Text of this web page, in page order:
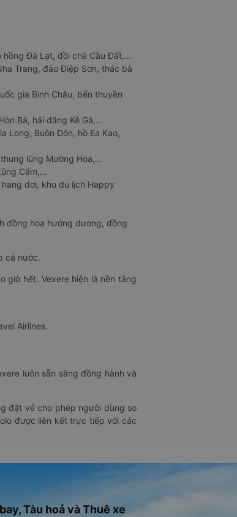
hồng Đà Lạt, đồi chè Cầu Đất,...
Trang, đảo Điệp Sơn, thác bà
gia Bình Châu, bến thuyền
Bà, hải đăng Kê Gà,...
Long, Buôn Đôn, hồ Ea Kao,
lũng Mường Hoa,...
Cẩm,...
dơi, khu du lịch Happy
đồng hoa hướng dương, đồng
cả nước.
giờ hết. Vexere hiện là nền tảng
Airlines.
luôn sẵn sàng đồng hành và
đặt vé cho phép người dùng so
được liên kết trực tiếp với các
Tàu hoả và Thuê xe